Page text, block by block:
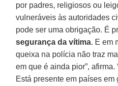
por padres, religiosos ou
vulneráveis às autoridades
pode ser uma obrigação. É
segurança da vítima. E em
queixa na polícia não traz
em que é ainda pior”, afirma.
Está presente em países em